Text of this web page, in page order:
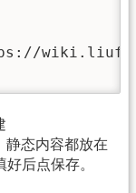
静态内容都放在
后点保存。